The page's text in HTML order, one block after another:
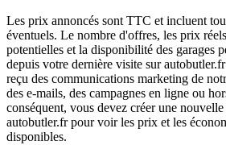
Les prix annoncés sont TTC et incluent
éventuels. Le nombre d'offres, les prix
potentielles et la disponibilité des garages
depuis votre dernière visite sur
reçu des communications marketing de
des e-mails, des campagnes en ligne ou
conséquent, vous devez créer une
autobutler.fr pour voir les prix et les
disponibles.